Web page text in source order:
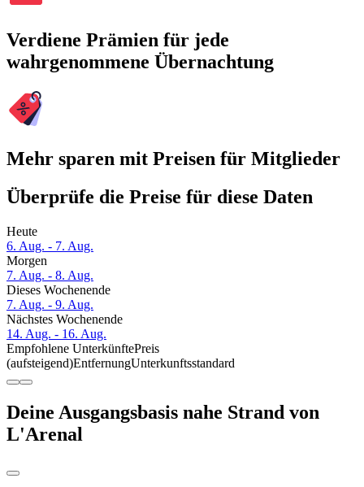
Verdiene Prämien für jede
wahrgenommene Übernachtung
Mehr sparen mit Preisen für Mitglieder
Überprüfe die Preise für diese Daten
Heute
6. Aug. - 7. Aug.
Morgen
7. Aug. - 8. Aug.
Dieses Wochenende
7. Aug. - 9. Aug.
Nächstes Wochenende
14. Aug. - 16. Aug.
Empfohlene UnterkünftePreis
(aufsteigend)EntfernungUnterkunftsstandard
Deine Ausgangsbasis nahe Strand von
L'Arenal